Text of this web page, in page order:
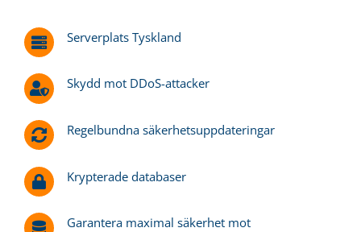
Serverplats Tyskland
Skydd mot DDoS-attacker
Regelbundna säkerhetsuppdateringar
Krypterade databaser
Garantera maximal säkerhet mot